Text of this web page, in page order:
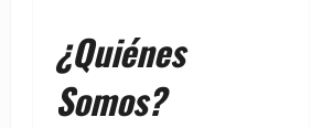
¿Quiénes
Somos?